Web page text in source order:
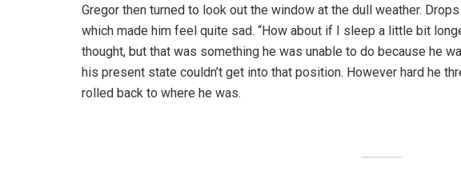
Gregor then turned to look out the window at the dull weather.
which made him feel quite sad. “How about if I sleep a little bit
thought, but that was something he was unable to do because he
his present state couldn’t get into that position. However hard he
rolled back to where he was.